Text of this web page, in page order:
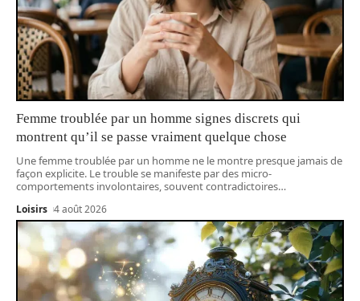
Femme troublée par un homme signes discrets qui
montrent qu’il se passe vraiment quelque chose
Une femme troublée par un homme ne le montre presque jamais de
façon explicite. Le trouble se manifeste par des micro-
comportements involontaires, souvent contradictoires…
Loisirs 4 août 2026